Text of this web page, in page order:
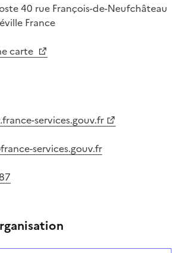
40 rue François-de-Neufchâteau
France
carte
services.gouv.fr
services.gouv.fr